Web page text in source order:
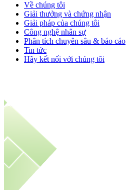
Về chúng tôi
Giải thưởng và chứng nhận
Giải pháp của chúng tôi
Công nghệ nhân sự
Phân tích chuyên sâu & báo cáo
Tin tức
Hãy kết nối với chúng tôi